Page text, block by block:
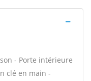
- Porte intérieure
clé en main -